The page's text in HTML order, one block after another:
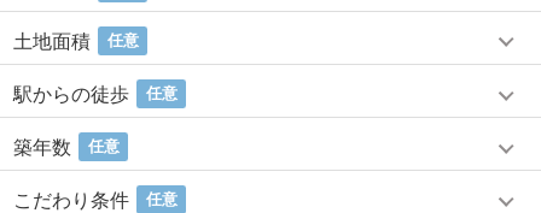
土地面積 任意
駅からの徒歩 任意
築年数 任意
こだわり条件 任意